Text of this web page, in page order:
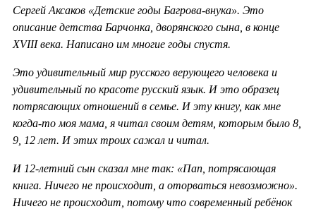
Сергей Аксаков «Детские годы Багрова-внука». Это
описание детства Барчонка, дворянского сына, в конце
XVIII века. Написано им многие годы спустя.
Это удивительный мир русского верующего человека и
удивительный по красоте русский язык. И это образец
потрясающих отношений в семье. И эту книгу, как мне
когда-то моя мама, я читал своим детям, которым было 8,
9, 12 лет. И этих троих сажал и читал.
И 12-летний сын сказал мне так: «Пап, потрясающая
книга. Ничего не происходит, а оторваться невозможно».
Ничего не происходит, потому что современный ребёнок